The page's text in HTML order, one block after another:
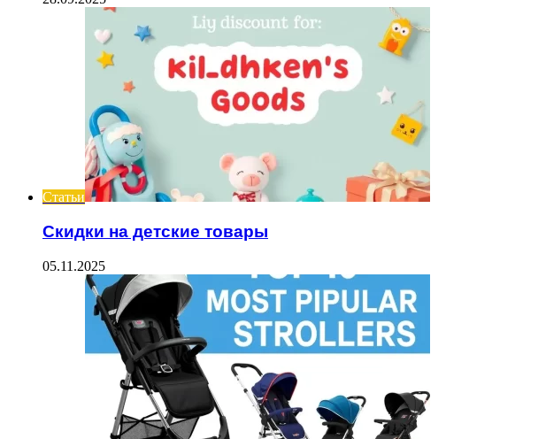
Статьи
Скидки на детские товары
05.11.2025